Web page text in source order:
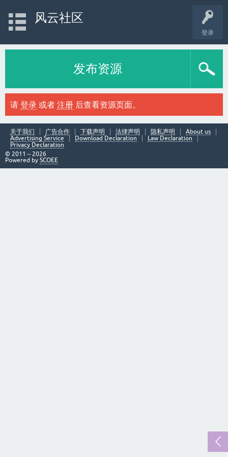
登录
风云社区
发布资源
请 登录 或者 注册 后查看资源页面。
关于我们 广告合作 下载声明 法律声明 隐私声明
About us
Advertising Service
Download Declaration
Law Declaration
Privacy Declaration
© 2011～2026
Powered by SCOEE